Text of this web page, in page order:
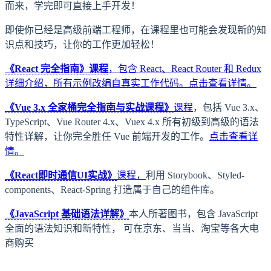
而来，学完即可直接上手开发！
即使你已经是高级前端工程师，在课程里也可能会发现新的知
识点和技巧，让你的工作更加轻松！
《React 完全指南》课程，包含 React、React Router 和 Redux
详细介绍，所有示例改编自真实工作代码。
点击查看详情。
《Vue 3.x 全家桶完全指南与实战课程》 课程，包括 Vue 3.x、
TypeScript、Vue Router 4.x、Vuex 4.x 所有初级到高级的语法
特性详解，让你完全胜任 Vue 前端开发的工作。
点击查看详
情。
《React即时通信UI实战》 课程， 利用 Storybook、Styled-
components、React-Spring 打造属于自己的组件库。
《JavaScript 基础语法详解》 本人所著图书，包含 JavaScript
全面的语法知识和新特性， 可在京东、当当、淘宝等各大电
商购买